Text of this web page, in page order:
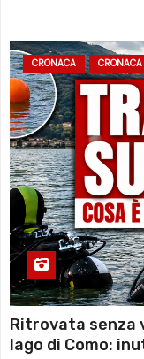
CRONACA
Ritrovata senza
lago di Como: